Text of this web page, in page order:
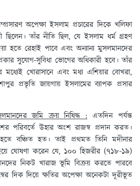
অপেক্ষা ইসলাম প্রচারের দিকে খলিফা
তাঁর নীতি ছিল, যে ইসলাম ধর্ম গ্রহণ
হতে রেহাই পাবে এবং অন্যান্য মুসলমানদের
সুযোগ-সুবিধা ভোগের অধিকারী হবে। তাঁর
খোরাসানে এবং মধ্য এশিয়ার বোখরা,
প্রভৃতি জায়গায় ইসলামের ব্যাপক প্রসার
জমি ক্রয় নিষিদ্ধ :এতদিন পর্যন্ত
পরিবর্তে উহার অংশ রাজস্ব প্রদান করত।
হতে বঞ্চিত হত। তাই প্রথমত তিনি মদীনার
ঘোষণা করেন যে, ১০০ হিজরীর (৭১৮-১৯)
নিকট খারাজ ভূমি বিক্রয় করতে পারবে
দিক দিয়ে ক্ষতির অপেক্ষা অনেকটা দূরীভূত